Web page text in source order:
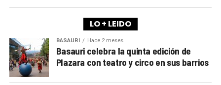
LO + LEIDO
BASAURI Hace 2 meses
Basauri celebra la quinta edición de
Plazara con teatro y circo en sus barrios